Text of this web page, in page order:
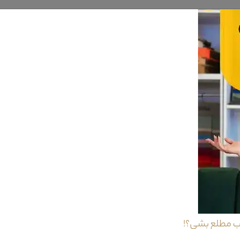
سه نفره
سمن با توجه به تلفیق رنگی پارچه خود می تواند
از جمله نکات بسیار زیبا این مبل استیل باشد.استفاده تلفیقی از پارچه
ی خود و همچنین تلفیق رنگی پارچه کاملا مشابه کاناپه بزرگ این مبل
جنس چوب راش این مبل استیل که تا بر روی دسته های این محصول امتداد
مناسبی برای کیفیت این محصول باشد.استفاده از پارچه گل بر روی
اولیه در ساخت قسمت تکیه گاه و نشیمن خود می تواند محل مناسبی برای
پوشش ورق طلا آن می تواند زیبایی و جلوه ی خاصی برای محل قرار گیری خود
کنار مبل استیل سمن از نظر طراحی های به کار رفته بر روی بدنه خود
می باشد که علاوه بر زیبایی ، استحکام این محصول را افزایش داده.
+ نوار کش
مطلع بشی؟!